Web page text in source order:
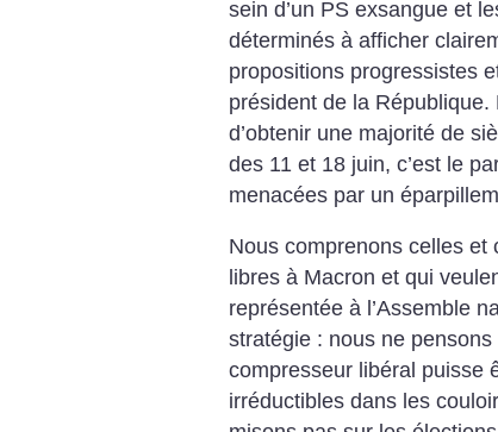
sein d’un PS exsangue et
déterminés à afficher
propositions progressistes
président de la
d’obtenir une majorité de
des 11 et 18 juin, c’est le
menacées par un
Nous comprenons celles et
libres à Macron et qui
représentée à l’Assemble
stratégie : nous ne
compresseur libéral puisse
irréductibles dans les